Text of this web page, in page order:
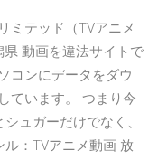
ミテッド（TVアニメ
動画を違法サイトで
コンにデータをダウ
ています。 つまり今
ュガーだけでなく、
：TVアニメ動画 放